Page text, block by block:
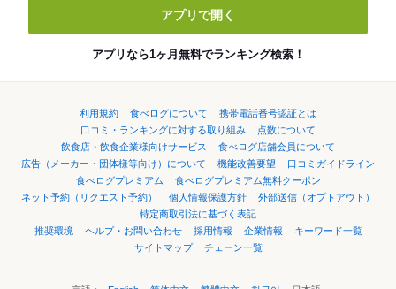
アプリで開く
アプリなら1ヶ月無料でランキング検索！
利用規約 食べログについて
携帯電話番号認証とは
口コミ・ランキングに対する取り組み
点数について
飲食店・飲食企業様向けサービス
食べログ店舗会員について
広告（メーカー・団体様等向け）について
機能改善要望
口コミガイドライン
食べログプレミアム
食べログプレミアム無料クーポン
ネット予約（リクエスト予約）
個人情報保護方針
外部送信（オプトアウト）
特定商取引法に基づく表記
推奨環境
ヘルプ・お問い合わせ 採用情報 企業情報
キーワード一覧
サイトマップ
チェーン一覧